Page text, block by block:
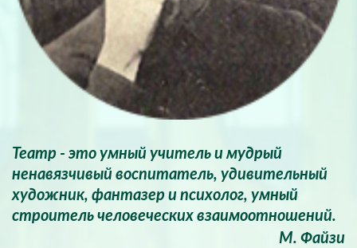
Театр - это умный учитель и мудрый
ненавязчивый воспитатель, удивительный
художник, фантазер и психолог, умный
строитель человеческих взаимоотношений.
М. Файзи